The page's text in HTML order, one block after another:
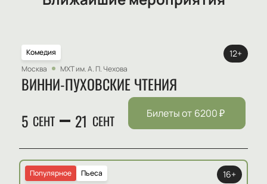
Комедия
Москва
МХТ им. А. П. Чехова
ВИННИ-ПУХОВСКИЕ ЧТЕНИЯ
5 СЕНТ 21 СЕНТ
12+
Билеты от 6200₽
Пьеса
Популярное
16+